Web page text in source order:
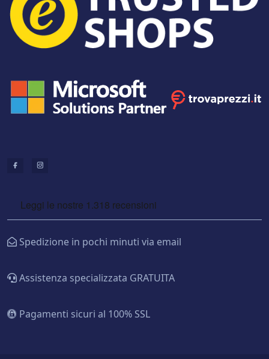
Spedizione in pochi minuti via email
Assistenza specializzata GRATUITA
Pagamenti sicuri al 100% SSL